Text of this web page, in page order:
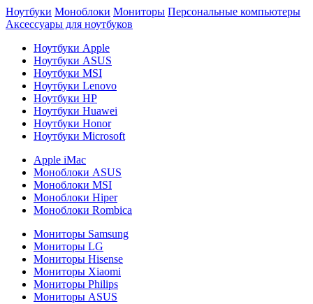
Ноутбуки Моноблоки Мониторы Персональные компьютеры
Аксессуары для ноутбуков
Ноутбуки Apple
Ноутбуки ASUS
Ноутбуки MSI
Ноутбуки Lenovo
Ноутбуки HP
Ноутбуки Huawei
Ноутбуки Honor
Ноутбуки Microsoft
Apple iMac
Моноблоки ASUS
Моноблоки MSI
Моноблоки Hiper
Моноблоки Rombica
Мониторы Samsung
Мониторы LG
Мониторы Hisense
Мониторы Xiaomi
Мониторы Philips
Мониторы ASUS